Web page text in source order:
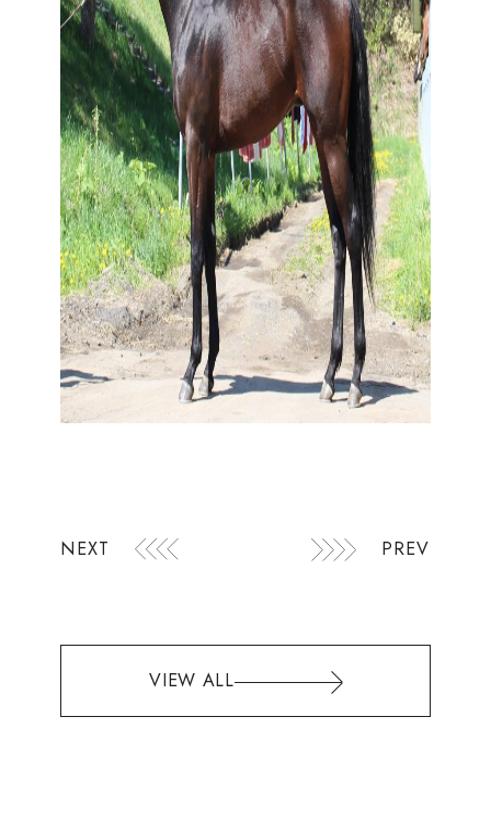
NEXT PREV
VIEW ALL